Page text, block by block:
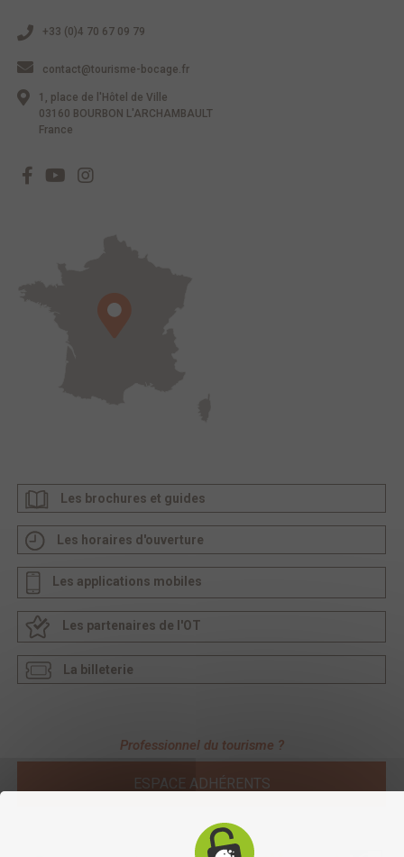
+33 (0)4 70 67 09 79
contact@tourisme-bocage.fr
1, place de l'Hôtel de Ville
03160 BOURBON L'ARCHAMBAULT
France
Les brochures et guides
Les horaires d'ouverture
Les applications mobiles
Les partenaires de l'OT
La billeterie
Professionnel du tourisme ?
ESPACE ADHÉRENTS